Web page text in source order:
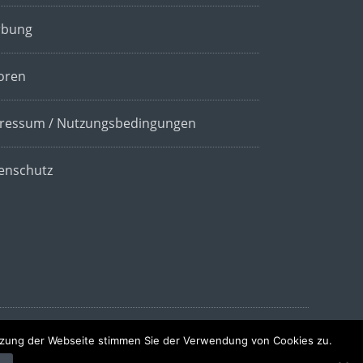
/ Nutzungsbedingungen
der Webseite stimmen Sie der Verwendung von Cookies zu.